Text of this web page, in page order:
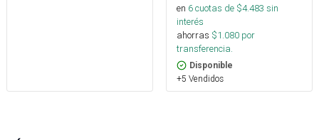
en 6cuotas de $4.483 sin
interés
ahorras $1.080 por
transferencia.
Disponible
+5 Vendidos